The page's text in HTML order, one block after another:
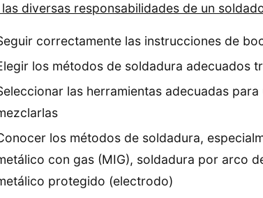
las diversas responsabilidades de un
correctamente las instrucciones de
los métodos de soldadura adecuados
las herramientas adecuadas
los métodos de soldadura,
con gas (MIG), soldadura por arco
protegido (electrodo)